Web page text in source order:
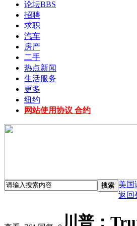
论坛BBS
招聘
求职
汽车
房产
二手
热点新闻
生活服务
更多
纽约
网站使用协议 合约
搜索 美国
返回
川普：